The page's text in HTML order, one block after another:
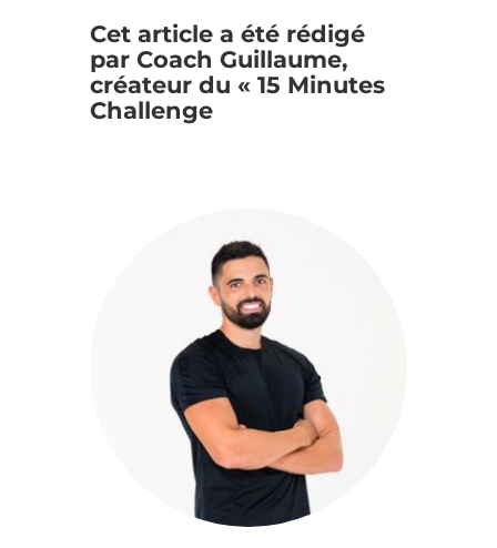
Cet article a été rédigé
par Coach Guillaume,
créateur du « 15 Minutes
Challenge